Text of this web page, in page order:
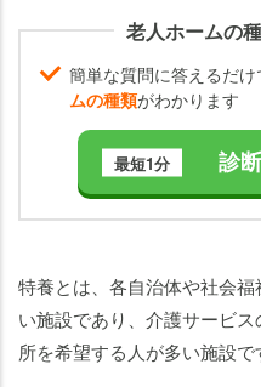
老人ホームの
簡単な質問に答えるだけ
ムの種類がわかります
最短1分 診
特養とは、各自治体や社会
い施設であり、介護サービ
所を希望する人が多い施設で
関
す
る
く
あ
特養
（特